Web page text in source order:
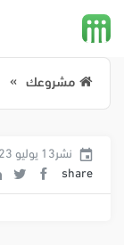
مشروعك
نشر13 يوليو 2023
share